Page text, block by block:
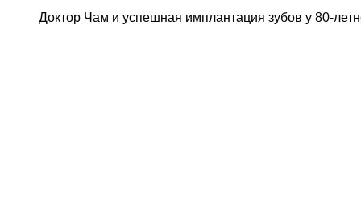
Доктор Чам и успешная имплантация зубов у 80-